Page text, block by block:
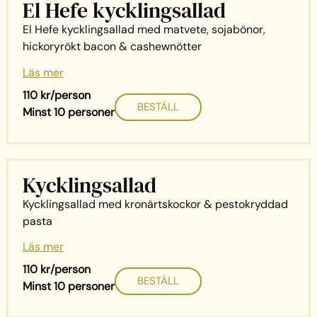
El Hefe kycklingsallad
El Hefe kycklingsallad med matvete, sojabönor,
hickoryrökt bacon & cashewnötter
Läs mer
110 kr/person
Minst 10 personer
BESTÄLL
Kycklingsallad
Kycklingsallad med kronärtskockor & pestokryddad
pasta
Läs mer
110 kr/person
Minst 10 personer
BESTÄLL